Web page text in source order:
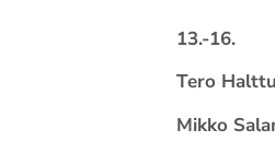
13.-16.
Tero
Mikko